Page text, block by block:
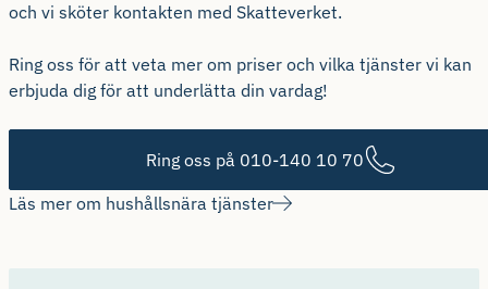
och vi sköter kontakten med Skatteverket.
Ring oss för att veta mer om priser och vilka tjänster vi kan
erbjuda dig för att underlätta din vardag!
Ring oss på 010-140 10 70
Läs mer om hushållsnära tjänster